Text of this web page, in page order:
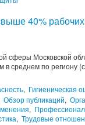
40% рабочих
сферы Московской
среднем по региону
, Гигиеническая
Обзор публикаций,
,
, Трудовые